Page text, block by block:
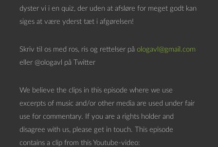
r
dyster vi i en quiz, der uden at afsløre for meget godt kan
siges at være yderst tæt i afgørelsen!
Skriv til os med ros, ris og rettelser på ologavl@gmail.com
eller @ologavl på Twitter
We believe the clips in this episode where we use
excerpts of music and/or other media are used under fair
use for commentary. If you are a rights holder and
disagree with us, please get in touch. This episode
contains a clip from this Youtube-video: